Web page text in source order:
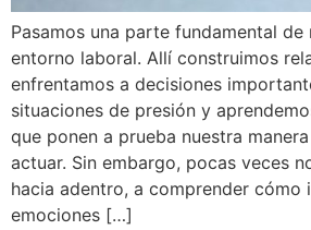
Pasamos una parte fundamental de
entorno laboral. Allí construimos
enfrentamos a decisiones
situaciones de presión y
que ponen a prueba nuestra
actuar. Sin embargo, pocas veces
hacia adentro, a comprender cómo
emociones […]